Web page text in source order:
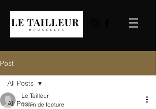
Post
All Posts
All Posts
Le Tailleur
1 min de lecture